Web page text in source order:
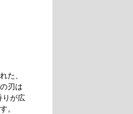
た、
刃は
が広
。